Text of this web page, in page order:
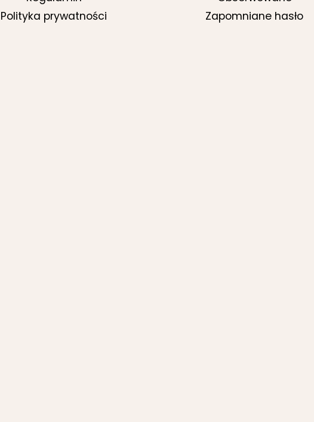
Polityka prywatności
Zapomniane hasło